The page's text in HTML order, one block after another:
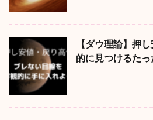
【ダウ理論】押
的に見つけるた